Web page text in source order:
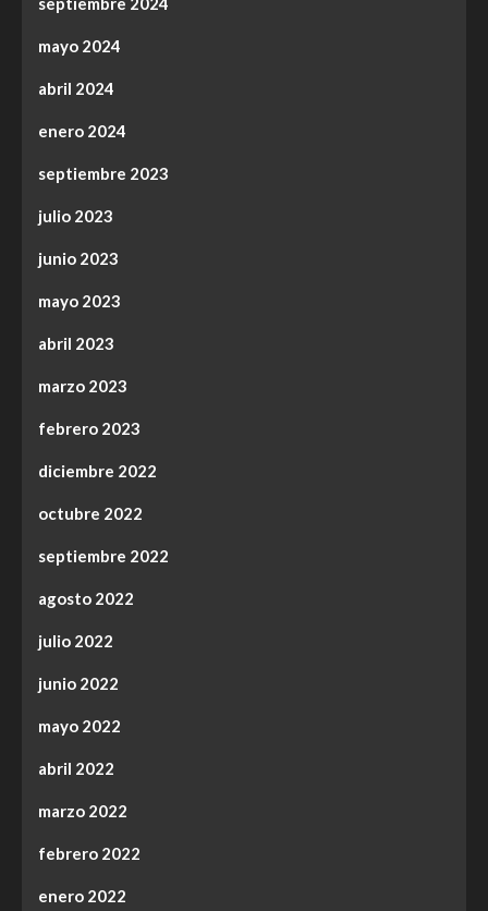
mayo 2024
abril 2024
enero 2024
septiembre 2023
julio 2023
junio 2023
mayo 2023
abril 2023
marzo 2023
febrero 2023
diciembre 2022
octubre 2022
septiembre 2022
agosto 2022
julio 2022
junio 2022
mayo 2022
abril 2022
marzo 2022
febrero 2022
enero 2022